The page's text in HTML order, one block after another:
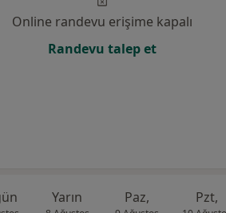
Online randevu erişime kapalı
Randevu talep et
Yarın Paz, Pzt,